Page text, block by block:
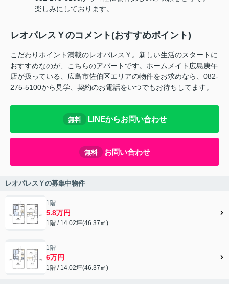
楽しみにしております。
レオパレスＹのコメント(おすすめポイント)
こだわりポイント満載のレオパレスＹ。新しい生活のスタートに
おすすめなのが、こちらのアパートです。ホームメイト広島庚午
店が扱っている、広島市佐伯区エリアの物件をお求めなら、082-
275-5100から見学、契約のお電話をいつでもお待ちしてます。
無料 LINEからお問い合わせ
無料 お問い合わせ
レオパレスＹの募集中物件
1階
5.8万円
1階 / 14.02坪(46.37㎡)
1階
6万円
1階 / 14.02坪(46.37㎡)